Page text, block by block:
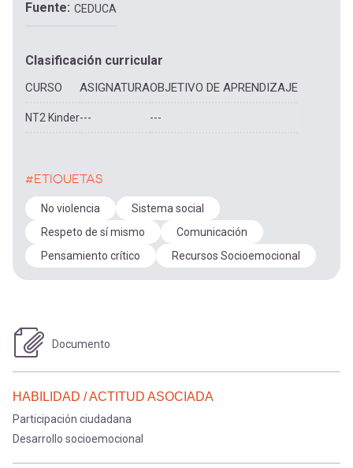
Fuente CEDUCA
Clasificación curricular
CURSO ASIGNATURAOBJETIVO DE APRENDIZAJE
NT2 Kinder--- ---
#ETIQUETAS
No violencia
Sistema social
Respeto de sí mismo
Comunicación
Pensamiento crítico
Recursos Socioemocional
Documento
HABILIDAD / ACTITUD ASOCIADA
Participación ciudadana
Desarrollo socioemocional